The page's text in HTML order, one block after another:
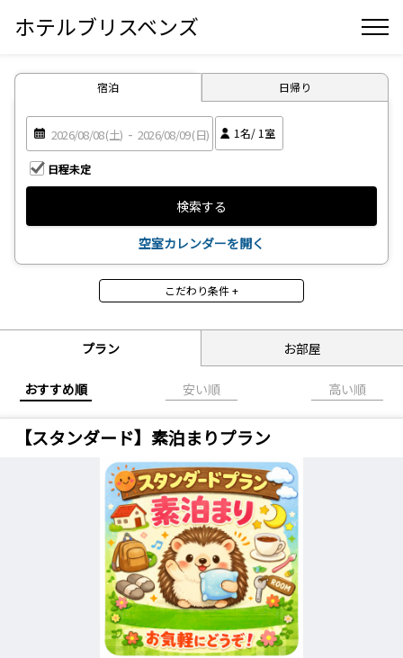
ホテルブリスベンズ
宿泊 日帰り
日程未定
1名/ 1 室
検索する
空室カレンダーを開く
こだわり条件 +
食事なし
禁煙・喫煙
インターネット
Wifi（無料）
有線（無料）
ツイン
トリプル
和室
プラン お部屋
おすすめ順 安い順 高い順
【スタンダード】素泊まりプラン